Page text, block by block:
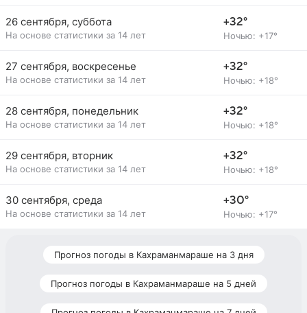
26 сентября, суббота
На основе статистики за 14 лет
+32°
Ночью: +17°
27 сентября, воскресенье
На основе статистики за 14 лет
+32°
Ночью: +18°
28 сентября, понедельник
На основе статистики за 14 лет
+32°
Ночью: +18°
29 сентября, вторник
На основе статистики за 14 лет
+32°
Ночью: +18°
30 сентября, среда
На основе статистики за 14 лет
+30°
Ночью: +17°
Прогноз погоды в Кахраманмараше на 3 дня
Прогноз погоды в Кахраманмараше на 5 дней